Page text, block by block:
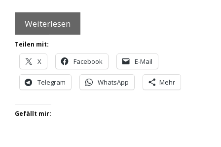
Weiterlesen
Teilen mit:
X Facebook E-Mail
Telegram WhatsApp Mehr
Gefällt mir: